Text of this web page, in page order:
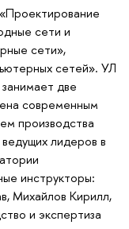
сети и
сети»,
сетей». УЛ
две
современным
производства
лидеров в
инструкторы:
Михайлов Кирилл,
и экспертиза